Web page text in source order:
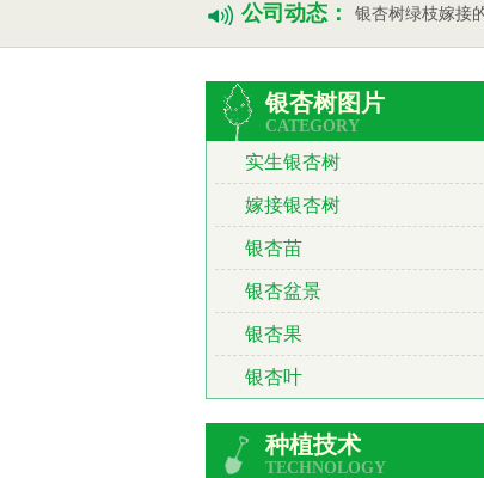
公司动态： 银杏树绿枝嫁接
银杏树图片
CATEGORY
实生银杏树
嫁接银杏树
银杏苗
银杏盆景
银杏果
银杏叶
种植技术
TECHNOLOGY